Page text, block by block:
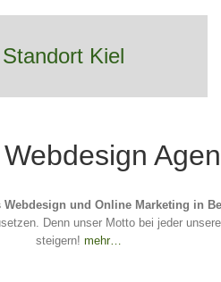
Standort Kiel
und Online Marketing in
Denn unser Motto bei jeder
steigern! mehr…